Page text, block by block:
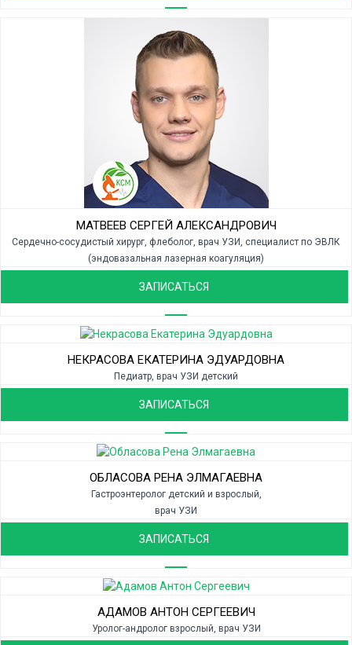
МАТВЕЕВ СЕРГЕЙ АЛЕКСАНДРОВИЧ
Сердечно-сосудистый хирург, флеболог, врач УЗИ, специалист по ЭВЛК
(эндовазальная лазерная коагуляция)
ЗАПИСАТЬСЯ
НЕКРАСОВА ЕКАТЕРИНА ЭДУАРДОВНА
Педиатр, врач УЗИ детский
ЗАПИСАТЬСЯ
ОБЛАСОВА РЕНА ЭЛМАГАЕВНА
Гастроэнтеролог детский и взрослый,
врач УЗИ
ЗАПИСАТЬСЯ
АДАМОВ АНТОН СЕРГЕЕВИЧ
Уролог-андролог взрослый, врач УЗИ